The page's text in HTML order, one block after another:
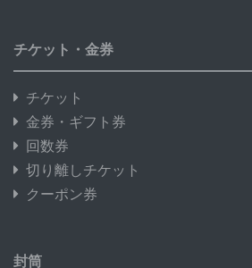
チケット・金券
チケット
金券・ギフト券
回数券
切り離しチケット
クーポン券
封筒